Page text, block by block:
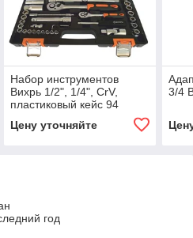
Набор инструментов
Вихрь 1/2", 1/4", CrV,
пластиковый кейс 94
Цену уточняйте
3/4
год